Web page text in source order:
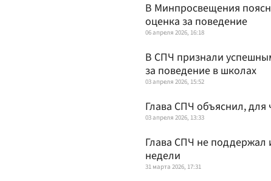
В Минпросвещения
оценка за поведение
06 апреля 2026, 16:18
В СПЧ признали
за поведение в школах
03 апреля 2026, 15:52
Глава СПЧ объяснил, для
03 апреля 2026, 13:33
Глава СПЧ не поддержал
недели
31 марта 2026, 17:31